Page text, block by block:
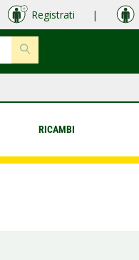
Registrati |
RICAMBI